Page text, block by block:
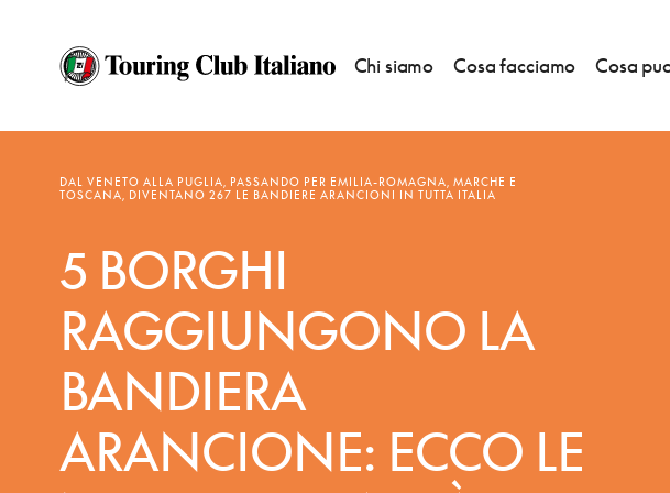
Chi siamo Cosa facciamo Cosa
DAL VENETO ALLA PUGLIA, PASSANDO PER EMILIA-ROMAGNA, MARCHE E
TOSCANA, DIVENTANO 267 LE BANDIERE ARANCIONI IN TUTTA ITALIA
5 BORGHI
RAGGIUNGONO LA
BANDIERA
ARANCIONE: ECCO LE